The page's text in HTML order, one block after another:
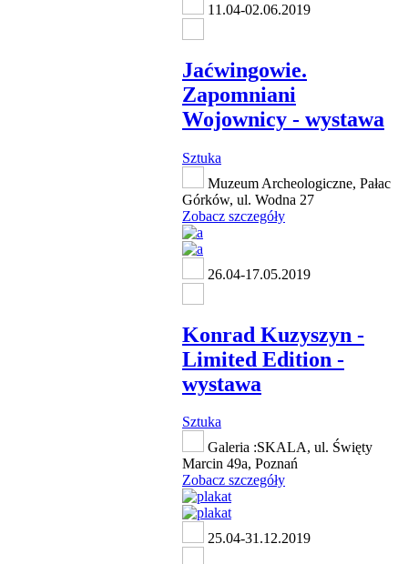
11.04-02.06.2019
Jaćwingowie.
Zapomniani
Wojownicy - wystawa
Sztuka
Muzeum Archeologiczne, Pałac
Górków, ul. Wodna 27
Zobacz szczegóły
26.04-17.05.2019
Konrad Kuzyszyn -
Limited Edition -
wystawa
Sztuka
Galeria :SKALA, ul. Święty
Marcin 49a, Poznań
Zobacz szczegóły
25.04-31.12.2019